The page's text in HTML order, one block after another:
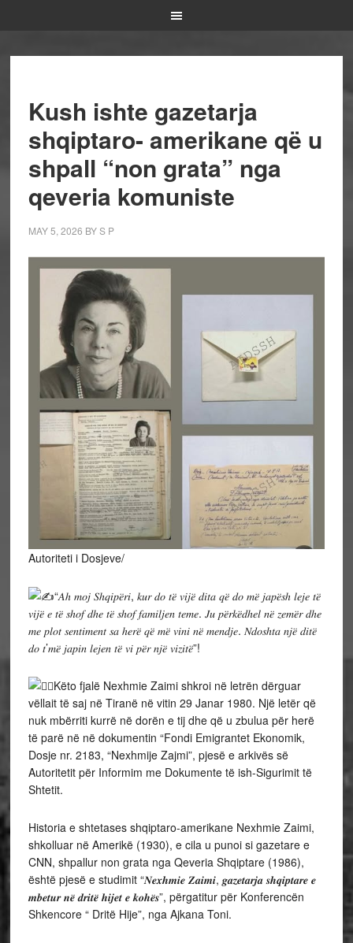
Kush ishte gazetarja
shqiptaro- amerikane që u
shpall “non grata” nga
qeveria komuniste
MAY 5, 2026 BYS P
Autoriteti i Dosjeve/
“𝐴ℎ 𝑚𝑜𝑗 𝑆ℎ𝑞𝑖𝑝𝑒̈𝑟𝑖, 𝑘𝑢𝑟 𝑑𝑜 𝑡𝑒̈ 𝑣𝑖𝑗𝑒̈ 𝑑𝑖𝑡𝑎 𝑞𝑒̈ 𝑑𝑜 𝑚𝑒̈ 𝑗𝑎𝑝𝑒̈𝑠ℎ 𝑙𝑒𝑗𝑒 𝑡𝑒̈
𝑣𝑖𝑗𝑒̈ 𝑒 𝑡𝑒̈ 𝑠ℎ𝑜𝑓 𝑑ℎ𝑒 𝑡𝑒̈ 𝑠ℎ𝑜𝑓 𝑓𝑎𝑚𝑖𝑙𝑗𝑒𝑛 𝑡𝑒𝑚𝑒. 𝐽𝑢 𝑝𝑒̈𝑟𝑘𝑒̈𝑑ℎ𝑒𝑙 𝑛𝑒̈ 𝑧𝑒𝑚𝑒̈𝑟 𝑑ℎ𝑒
𝑚𝑒 𝑝𝑙𝑜𝑡 𝑠𝑒𝑛𝑡𝑖𝑚𝑒𝑛𝑡 𝑠𝑎 ℎ𝑒𝑟𝑒̈ 𝑞𝑒̈ 𝑚𝑒̈ 𝑣𝑖𝑛𝑖 𝑛𝑒̈ 𝑚𝑒𝑛𝑑𝑗𝑒. 𝑁𝑑𝑜𝑠ℎ𝑡𝑎 𝑛𝑗𝑒̈ 𝑑𝑖𝑡𝑒̈
𝑑𝑜 𝑡’𝑚𝑒̈ 𝑗𝑎𝑝𝑖𝑛 𝑙𝑒𝑗𝑒𝑛 𝑡𝑒̈ 𝑣𝑖 𝑝𝑒̈𝑟 𝑛𝑗𝑒̈ 𝑣𝑖𝑧𝑖𝑡𝑒̈”!
Këto fjalë Nexhmie Zaimi shkroi në letrën dërguar
vëllait të saj në Tiranë në vitin 29 Janar 1980. Një letër që
nuk mbërriti kurrë në dorën e tij dhe që u zbulua për herë
të parë në në dokumentin “Fondi Emigrantet Ekonomik,
Dosje nr. 2183, “Nexhmije Zajmi”, pjesë e arkivës së
Autoritetit për Informim me Dokumente të ish-Sigurimit të
Shtetit.
Historia e shtetases shqiptaro-amerikane Nexhmie Zaimi,
shkolluar në Amerikë (1930), e cila u punoi si gazetare e
CNN, shpallur non grata nga Qeveria Shqiptare (1986),
është pjesë e studimit “𝑵𝒆𝒙𝒉𝒎𝒊𝒆 𝒁𝒂𝒊𝒎𝒊, 𝒈𝒂𝒛𝒆𝒕𝒂𝒓𝒋𝒂 𝒔𝒉𝒒𝒊𝒑𝒕𝒂𝒓𝒆 𝒆
𝒎𝒃𝒆𝒕𝒖𝒓 𝒏𝒆̈ 𝒅𝒓𝒊𝒕𝒆̈ 𝒉𝒊𝒋𝒆𝒕 𝒆 𝒌𝒐𝒉𝒆̈𝒔”, përgatitur për Konferencën
Shkencore “ Dritë Hije”, nga Ajkana Toni.